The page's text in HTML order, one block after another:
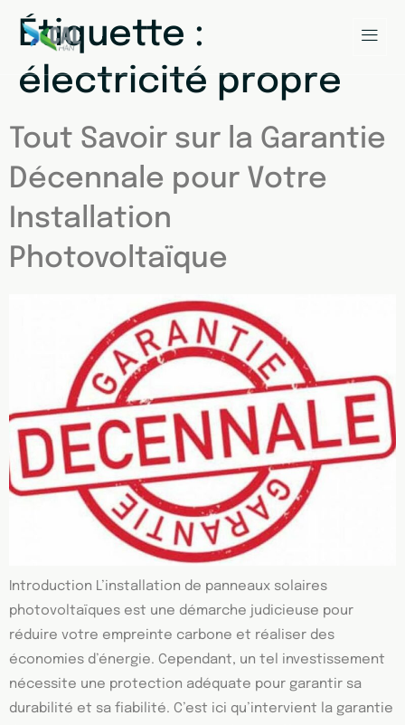
Étiquette :
électricité propre
Tout Savoir sur la Garantie
Décennale pour Votre
Installation
Photovoltaïque
Introduction L’installation de panneaux solaires
photovoltaïques est une démarche judicieuse pour
réduire votre empreinte carbone et réaliser des
économies d’énergie. Cependant, un tel investissement
nécessite une protection adéquate pour garantir sa
durabilité et sa fiabilité. C’est ici qu’intervient la garantie